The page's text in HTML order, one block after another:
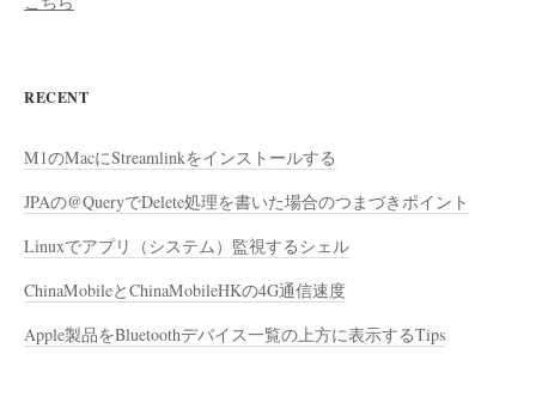
RECENT
M1のMacにStreamlinkをインストールする
JPAの@QueryでDelete処理を書いた場合のつまづきポイント
Linuxでアプリ（システム）監視するシェル
ChinaMobileとChinaMobileHKの4G通信速度
Apple製品をBluetoothデバイス一覧の上方に表示するTips